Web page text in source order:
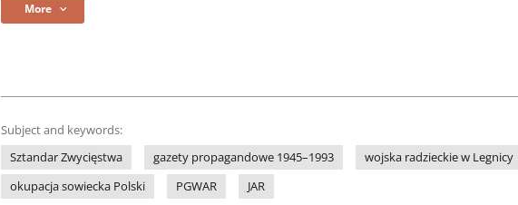
More
Subject and keywords:
Sztandar Zwycięstwa
gazety propagandowe 1945–1993 wojska radzieckie w Legnicy
okupacja sowiecka Polski
PGWAR JAR